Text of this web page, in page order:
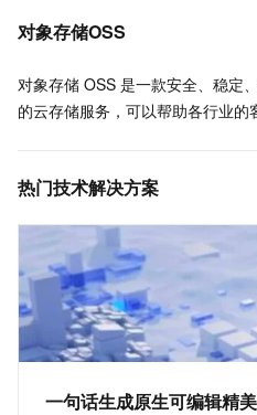
API概览
对象存储OSS
对象存储 OSS 是一款安全、稳定
的云存储服务，可以帮助各行业的
丰富的数据处理能力更便捷地使用
热门技术解决方案
一句话生成原生可编辑精